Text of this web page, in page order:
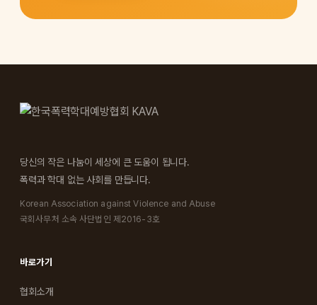
당신의 작은 나눔이 세상에 큰 도움이 됩니다.
폭력과 학대 없는 사회를 만듭니다.
Korean Association against Violence and Abuse
국회사무처 소속 사단법인 제2016-3호
바로가기
협회소개